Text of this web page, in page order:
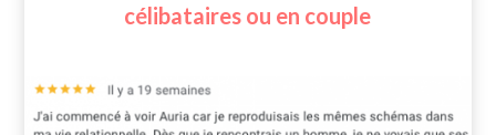
célibataires ou en couple